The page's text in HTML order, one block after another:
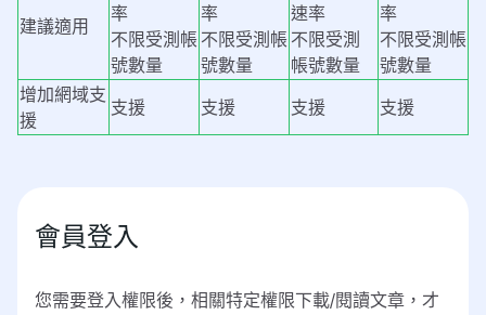
會員登入
您需要登入權限後，相關特定權限下載/閱讀文章，才
建議適用
率
不限受測帳
號數量
率
不限受測帳
號數量
速率
不限受測
帳號數量
率
不限受測帳
號數量
增加網域支
援
支援 支援 支援 支援